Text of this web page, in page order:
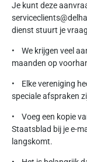
Je kunt deze
dienst stuurt je
• We krijgen veel
maanden op
• Elke vereniging
speciale afspraken
• Voeg een kopie
Staatsblad bij je e-
langskomt.